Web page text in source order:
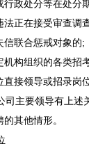
政处分等在处分
正在接受审查调
联合惩戒对象的;
组织的各类招
领导或招录岗位
司主要领导有上述
其他情形。